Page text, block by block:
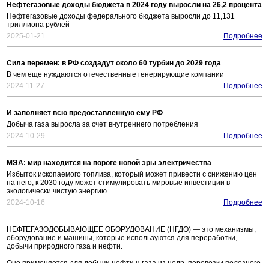
Нефтегазовые доходы бюджета в 2024 году выросли на 26,2 процента
Нефтегазовые доходы федерального бюджета выросли до 11,131
триллиона рублей
2025-01-21
Подробнее
Сила перемен: в РФ создадут около 60 турбин до 2029 года
В чем еще нуждаются отечественные генерирующие компании
2024-11-27
Подробнее
И заполняет всю предоставленную ему РФ
Добыча газа выросла за счет внутреннего потребления
2024-10-29
Подробнее
МЭА: мир находится на пороге новой эры электричества
Избыток ископаемого топлива, который может привести с снижению цен
на него, к 2030 году может стимулировать мировые инвестиции в
экологически чистую энергию
2024-10-16
Подробнее
НЕФТЕГАЗОДОБЫВАЮЩЕЕ ОБОРУДОВАНИЕ (НГДО) — это механизмы,
оборудование и машины, которые используются для переработки,
добычи природного газа и нефти.